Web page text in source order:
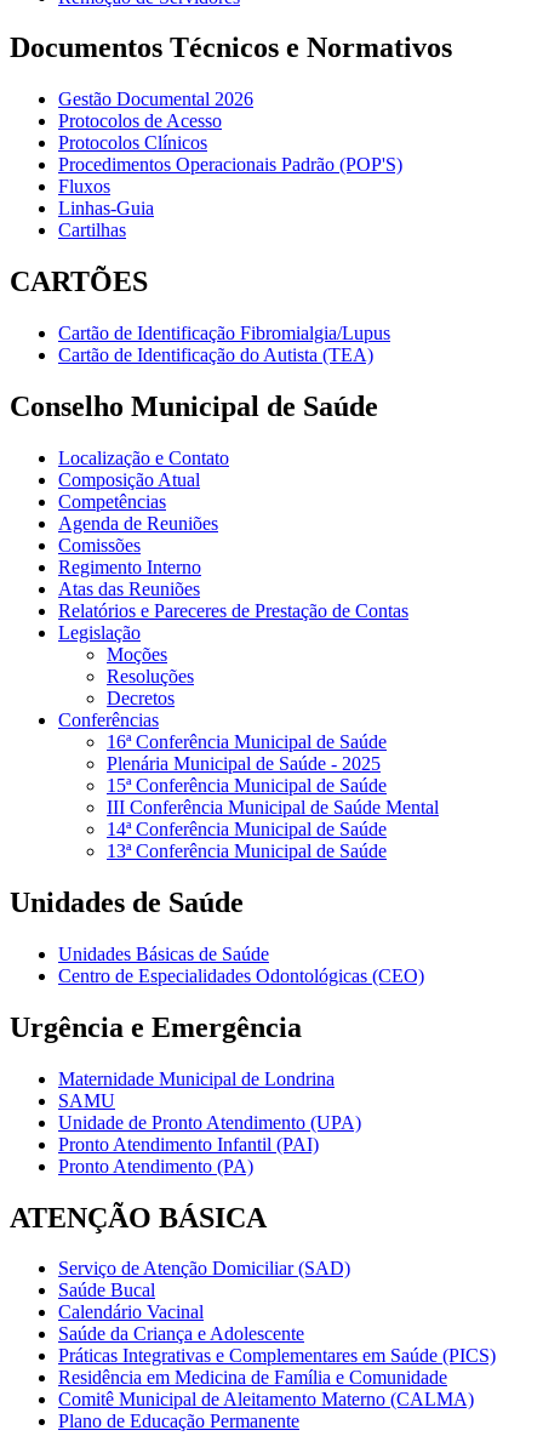
Documentos Técnicos e Normativos
Gestão Documental 2026
Protocolos de Acesso
Protocolos Clínicos
Procedimentos Operacionais Padrão (POP'S)
Fluxos
Linhas-Guia
Cartilhas
CARTÕES
Cartão de Identificação Fibromialgia/Lupus
Cartão de Identificação do Autista (TEA)
Conselho Municipal de Saúde
Localização e Contato
Composição Atual
Competências
Agenda de Reuniões
Comissões
Regimento Interno
Atas das Reuniões
Relatórios e Pareceres de Prestação de Contas
Legislação
Moções
Resoluções
Decretos
Conferências
16ª Conferência Municipal de Saúde
Plenária Municipal de Saúde - 2025
15ª Conferência Municipal de Saúde
III Conferência Municipal de Saúde Mental
14ª Conferência Municipal de Saúde
13ª Conferência Municipal de Saúde
Unidades de Saúde
Unidades Básicas de Saúde
Centro de Especialidades Odontológicas (CEO)
Urgência e Emergência
Maternidade Municipal de Londrina
SAMU
Unidade de Pronto Atendimento (UPA)
Pronto Atendimento Infantil (PAI)
Pronto Atendimento (PA)
ATENÇÃO BÁSICA
Serviço de Atenção Domiciliar (SAD)
Saúde Bucal
Calendário Vacinal
Saúde da Criança e Adolescente
Práticas Integrativas e Complementares em Saúde (PICS)
Residência em Medicina de Família e Comunidade
Comitê Municipal de Aleitamento Materno (CALMA)
Plano de Educação Permanente